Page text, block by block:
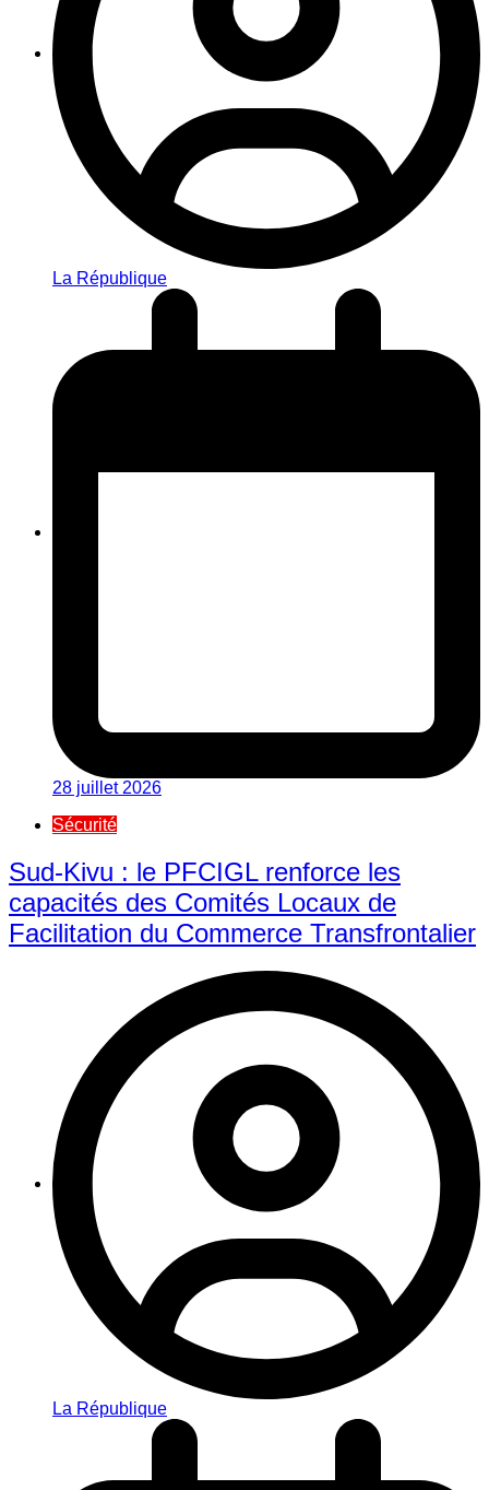
La République
28 juillet 2026
Sécurité
Sud-Kivu : le PFCIGL renforce les
capacités des Comités Locaux de
Facilitation du Commerce Transfrontalier
La République